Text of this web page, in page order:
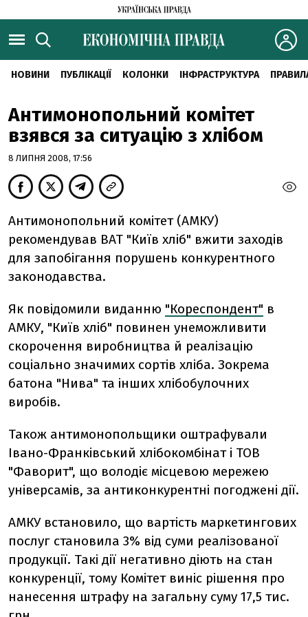
НОВИНИ ПУБЛІКАЦІЇ КОЛОНКИ ІНФРАСТРУКТУРА
Антимонопольний комітет
взявся за ситуацію з хлібом
8 ЛИПНЯ 2008, 17:56
Антимонопольний комітет (АМКУ)
рекомендував ВАТ "Київ хліб" вжити заходів
для запобігання порушень конкурентного
законодавства.
Як повідомили виданню "Кореспондент" в
АМКУ, "Київ хліб" повинен унеможливити
скорочення виробництва й реалізацію
соціально значимих сортів хліба. Зокрема
батона "Нива" та інших хлібобулочних
виробів.
Також антимонопольщики оштрафували
Івано-Франківський хлібокомбінат і ТОВ
"Фаворит", що володіє місцевою мережею
універсамів, за антиконкурентні погоджені дії.
АМКУ встановило, що вартість маркетингових
послуг становила 3% від суми реалізованої
продукції. Такі дії негативно діють на стан
конкуренції, тому Комітет виніс рішення про
нанесення штрафу на загальну суму 17,5 тис.